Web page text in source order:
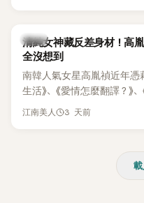
韓星
清純女神藏反差身材！高
全沒想到
南韓人氣女星高胤禎近年憑
生活》、《愛情怎麼翻譯？》
作品，躍升為韓劇新一代女
傻直呼：「原來她身材這麼猛
江南美人 3 天前